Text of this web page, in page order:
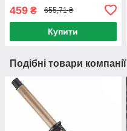
укладання волосся
459 ₴ 655,71 ₴
Купити
Подібні товари компанії